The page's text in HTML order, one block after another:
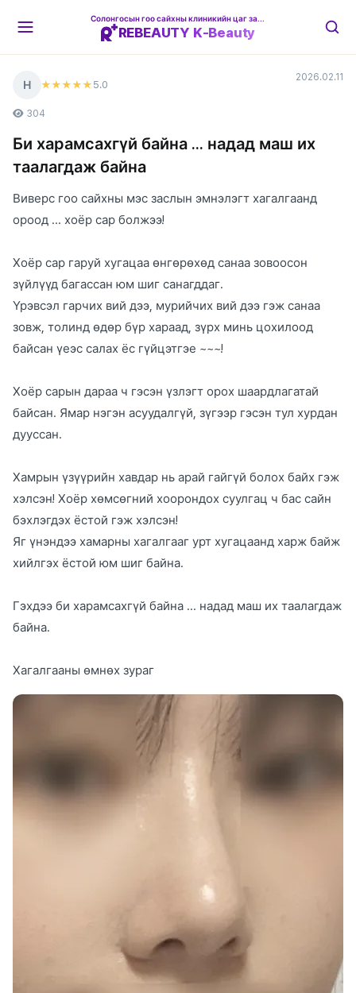
REBEAUTY K-Beauty
Н ★★★★★ 5.0
2026.02.11
304
Би харамсахгүй байна ... надад маш их
таалагдаж байна
Виверс гоо сайхны мэс заслын эмнэлэгт хагалгаанд
ороод ... хоёр сар болжээ!
Хоёр сар гаруй хугацаа өнгөрөхөд санаа зовоосон
зүйлүүд багассан юм шиг санагддаг.
Үрэвсэл гарчих вий дээ, мурийчих вий дээ гэж санаа
зовж, толинд өдөр бүр хараад, зүрх минь цохилоод
байсан үеэс салах ёс гүйцэтгэе ~~~!
Хоёр сарын дараа ч гэсэн үзлэгт орох шаардлагатай
байсан. Ямар нэгэн асуудалгүй, зүгээр гэсэн тул хурдан
дууссан.
Хамрын үзүүрийн хавдар нь арай гайгүй болох байх гэж
хэлсэн! Хоёр хөмсөгний хоорондох суулгац ч бас сайн
бэхлэгдэх ёстой гэж хэлсэн!
Яг үнэндээ хамарны хагалгааг урт хугацаанд харж байж
хийлгэх ёстой юм шиг байна.
Гэхдээ би харамсахгүй байна ... надад маш их таалагдаж
байна.
Хагалгааны өмнөх зураг